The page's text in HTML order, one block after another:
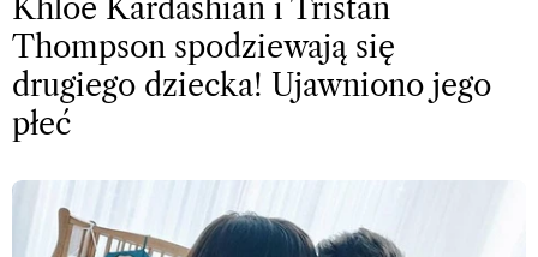
Khloé Kardashian i Tristan
Thompson spodziewają się
drugiego dziecka! Ujawniono jego
płeć